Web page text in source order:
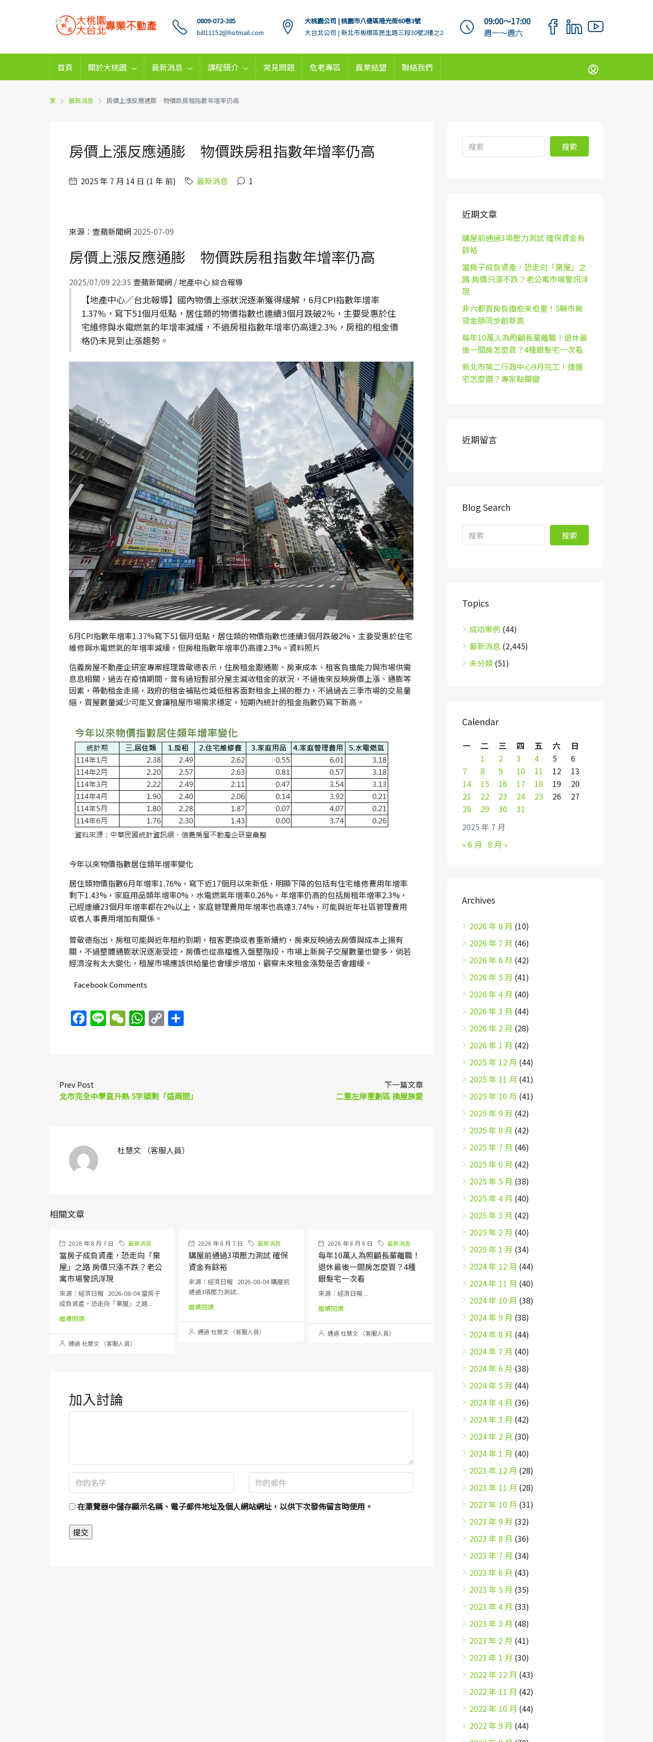
0809-072-385
bill11152@hotmail.com
大桃園公司 | 桃園市八德區陸光街60巷3號
大台北公司 | 新北市板橋區民生路三段30號2樓之2
09:00～17:00
週一～週六
首頁 關於大桃園 最新消息 課程簡介 常見問題 危老專區 異業結盟 聯絡我們
家 最新消息 房價上漲反應通膨 物價跌房租指數年增率仍高
房價上漲反應通膨 物價跌房租指數年增率仍高
2025 年 7 月 14 日 (1 年 前) 最新消息 1
來源：壹蘋新聞網 2025-07-09
房價上漲反應通膨 物價跌房租指數年增率仍高
2025/07/09 22:35 壹蘋新聞網 / 地產中心 綜合報導
【地產中心／台北報導】國內物價上漲狀況逐漸獲得緩解，6月CPI指數年增率
1.37%，寫下51個月低點，居住類的物價指數也連續3個月跌破2%，主要受惠於住
宅維修與水電燃氣的年增率減緩，不過房租指數年增率仍高達2.3%，房租的租金價
格仍未見到止漲趨勢。
6月CPI指數年增率1.37%寫下51個月低點，居住類的物價指數也連續3個月跌破2%，主要受惠於住宅
維修與水電燃氣的年增率減緩，但房租指數年增率仍高達2.3%。資料照片
信義房屋不動產企研室專案經理曾敬德表示，住房租金跟通膨、房東成本、租客負擔能力與市場供需
息息相關，過去在疫情期間，曾有過短暫部分屋主減收租金的狀況，不過後來反映房價上漲、通膨等
因素，帶動租金走揚，政府的租金補貼也減低租客面對租金上揚的壓力，不過過去三季市場的交易量
縮，買屋數量減少可能又會讓租屋市場需求穩定，短期內統計的租金指數仍寫下新高。
今年以來物價指數居住類年增率變化
居住類物價指數6月年增率1.76%，寫下近17個月以來新低，明顯下降的包括有住宅維修費用年增率
剩下1.43%，家庭用品類年增率0%，水電燃氣年增率0.26%，年增率仍高的包括房租年增率2.3%，
已經連續23個月年增率都在2%以上，家庭管理費用年增率也高達3.74%，可能與近年社區管理費用
或者人事費用增加有關係。
曾敬德指出，房租可能與近年租約到期，租客更換或者重新續約，房東反映過去房價與成本上揚有
關，不過整體通膨狀況逐漸受控，房價也從高檔進入盤整階段，市場上新房子交屋數量也變多，倘若
經濟沒有太大變化，租屋市場應該供給量也會緩步增加，觀察未來租金漲勢是否會趨緩。
Facebook Comments
Facebook
LineWeChat
WhatsApp
Copy
Prev Post
北市完全中學直升熱 5字頭剩「這兩間」
下一篇文章
二重左岸重劃區 換屋族愛
杜慧文 （客服人員）
相關文章
2026 年 8 月 7 日 最新消息
當房子成負資產，恐走向「棄
屋」之路 房價只漲不跌？老公
寓市場警訊浮現
來源：經濟日報 2026-08-04 當房子
成負資產，恐走向「棄屋」之路...
繼續閱讀
通過 杜慧文 （客服人員）
2026 年 8 月 7 日 最新消息
購屋前通過3項壓力測試 確保
資金有餘裕
來源：經濟日報 2026-08-04 購屋前
通過3項壓力測試...
繼續閱讀
通過 杜慧文 （客服人員）
2026 年 8 月 6 日 最新消息
每年10萬人為照顧長輩離職！
退休最後一間房怎麼買？4種
銀髮宅一次看
來源：經濟日報 ...
繼續閱讀
通過 杜慧文 （客服人員）
加入討論
在瀏覽器中儲存顯示名稱、電子郵件地址及個人網站網址，以供下次發佈留言時使用。
搜索
近期文章
購屋前通過3項壓力測試 確保資金有
餘裕
當房子成負資產，恐走向「棄屋」之
路 房價只漲不跌？老公寓市場警訊浮
現
非六都買房負擔愈來愈重！5縣市房
貸金額同步創新高
每年10萬人為照顧長輩離職！退休最
後一間房怎麼買？4種銀髮宅一次看
新北市第二行政中心9月完工！捷運
宅怎麼選？專家點關鍵
近期留言
Blog Search
搜索
Topics
成功案例 (44)
最新消息 (2,445)
未分類 (51)
Calendar
2025 年 7 月
一 二 三 四 五 六
日
1
2 3 4 5
6
7
8 9 10 11 12
13
14
15 16 17 18 19
20
21
22 23 24 25 26
27
28
29 30 31
« 6 月 8 月 »
Archives
2026 年 8 月 (10)
2026 年 7 月 (46)
2026 年 6 月 (42)
2026 年 5 月 (41)
2026 年 4 月 (40)
2026 年 3 月 (44)
2026 年 2 月 (28)
2026 年 1 月 (42)
2025 年 12 月 (44)
2025 年 11 月 (41)
2025 年 10 月 (41)
2025 年 9 月 (42)
2025 年 8 月 (42)
2025 年 7 月 (46)
2025 年 6 月 (42)
2025 年 5 月 (38)
2025 年 4 月 (40)
2025 年 3 月 (42)
2025 年 2 月 (40)
2025 年 1 月 (34)
2024 年 12 月 (44)
2024 年 11 月 (40)
2024 年 10 月 (38)
2024 年 9 月 (38)
2024 年 8 月 (44)
2024 年 7 月 (40)
2024 年 6 月 (38)
2024 年 5 月 (44)
2024 年 4 月 (36)
2024 年 3 月 (42)
2024 年 2 月 (30)
2024 年 1 月 (40)
2023 年 12 月 (28)
2023 年 11 月 (28)
2023 年 10 月 (31)
2023 年 9 月 (32)
2023 年 8 月 (36)
2023 年 7 月 (34)
2023 年 6 月 (43)
2023 年 5 月 (35)
2023 年 4 月 (33)
2023 年 3 月 (48)
2023 年 2 月 (41)
2023 年 1 月 (30)
2022 年 12 月 (43)
2022 年 11 月 (42)
2022 年 10 月 (44)
2022 年 9 月 (44)